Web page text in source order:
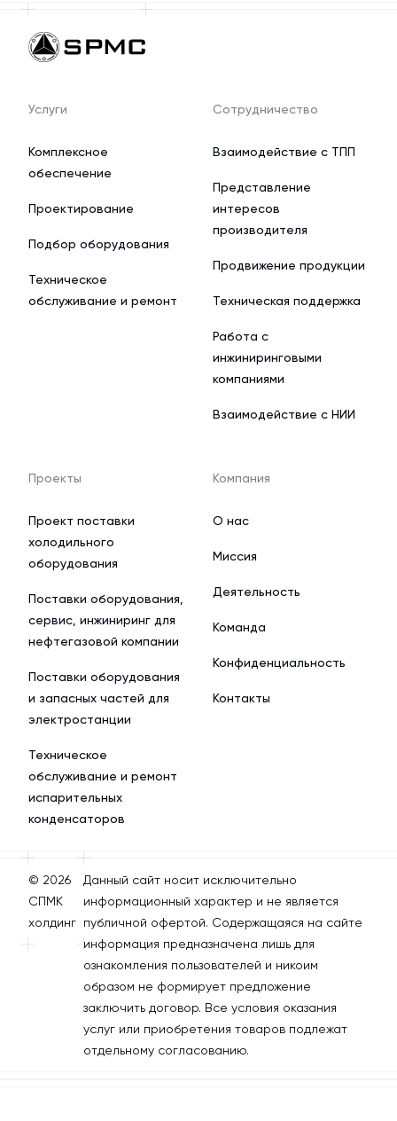
Услуги
Комплексное
обеспечение
Проектирование
Подбор оборудования
Техническое
обслуживание и ремонт
Сотрудничество
Взаимодействие с ТПП
Представление
интересов
производителя
Продвижение продукции
Техническая поддержка
Работа с
инжиниринговыми
компаниями
Взаимодействие с НИИ
Проекты
Проект поставки
холодильного
оборудования
Поставки оборудования,
сервис, инжиниринг для
нефтегазовой компании
Поставки оборудования
и запасных частей для
электростанции
Техническое
обслуживание и ремонт
испарительных
конденсаторов
Компания
О нас
Миссия
Деятельность
Команда
Конфиденциальность
Контакты
© 2026
СПМК
холдинг
Данный сайт носит исключительно
информационный характер и не является
публичной офертой. Содержащаяся на сайте
информация предназначена лишь для
ознакомления пользователей и никоим
образом не формирует предложение
заключить договор. Все условия оказания
услуг или приобретения товаров подлежат
отдельному согласованию.